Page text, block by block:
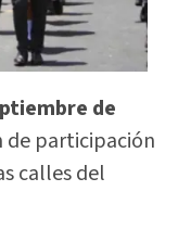
de
de participación
calles del